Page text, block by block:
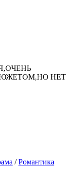
НЕТ
/Романтика